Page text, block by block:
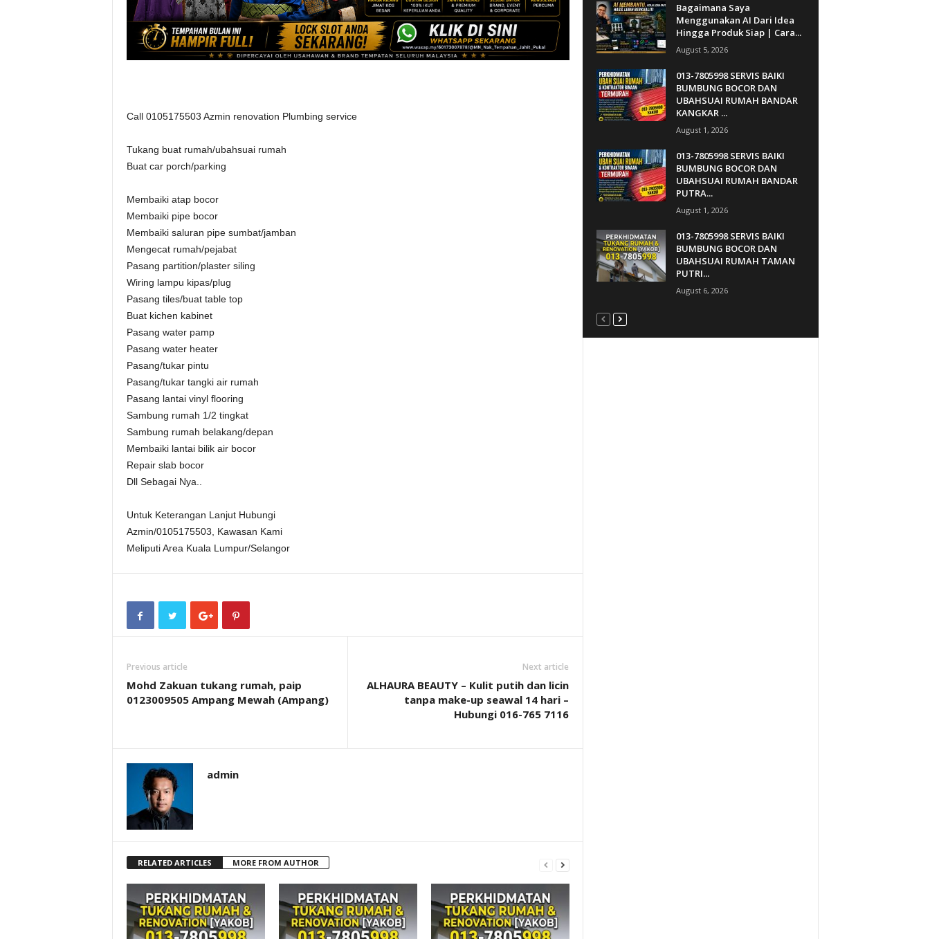
Call 0105175503 Azmin renovation Plumbing service
Tukang buat rumah/ubahsuai rumah
Buat car porch/parking
Membaiki atap bocor
Membaiki pipe bocor
Membaiki saluran pipe sumbat/jamban
Mengecat rumah/pejabat
Pasang partition/plaster siling
Wiring lampu kipas/plug
Pasang tiles/buat table top
Buat kichen kabinet
Pasang water pamp
Pasang water heater
Pasang/tukar pintu
Pasang/tukar tangki air rumah
Pasang lantai vinyl flooring
Sambung rumah 1/2 tingkat
Sambung rumah belakang/depan
Membaiki lantai bilik air bocor
Repair slab bocor
Dll Sebagai Nya..
Untuk Keterangan Lanjut Hubungi
Azmin/0105175503, Kawasan Kami
Meliputi Area Kuala Lumpur/Selangor
Previous article
Mohd Zakuan tukang rumah, paip
0123009505 Ampang Mewah (Ampang)
Next article
ALHAURA BEAUTY – Kulit putih dan licin
tanpa make-up seawal 14 hari –
Hubungi 016-765 7116
admin
RELATED ARTICLES MORE FROM AUTHOR
Bagaimana Saya
Menggunakan AI Dari Idea
Hingga Produk Siap | Cara...
August 5, 2026
013-7805998 SERVIS BAIKI
BUMBUNG BOCOR DAN
UBAHSUAI RUMAH BANDAR
KANGKAR ...
August 1, 2026
013-7805998 SERVIS BAIKI
BUMBUNG BOCOR DAN
UBAHSUAI RUMAH BANDAR
PUTRA...
August 1, 2026
013-7805998 SERVIS BAIKI
BUMBUNG BOCOR DAN
UBAHSUAI RUMAH TAMAN
PUTRI...
August 6, 2026